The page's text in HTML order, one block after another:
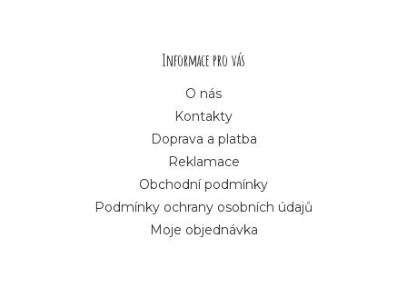
Informace pro vás
O nás
Kontakty
Doprava a platba
Reklamace
Obchodní podmínky
Podmínky ochrany osobních údajů
Moje objednávka